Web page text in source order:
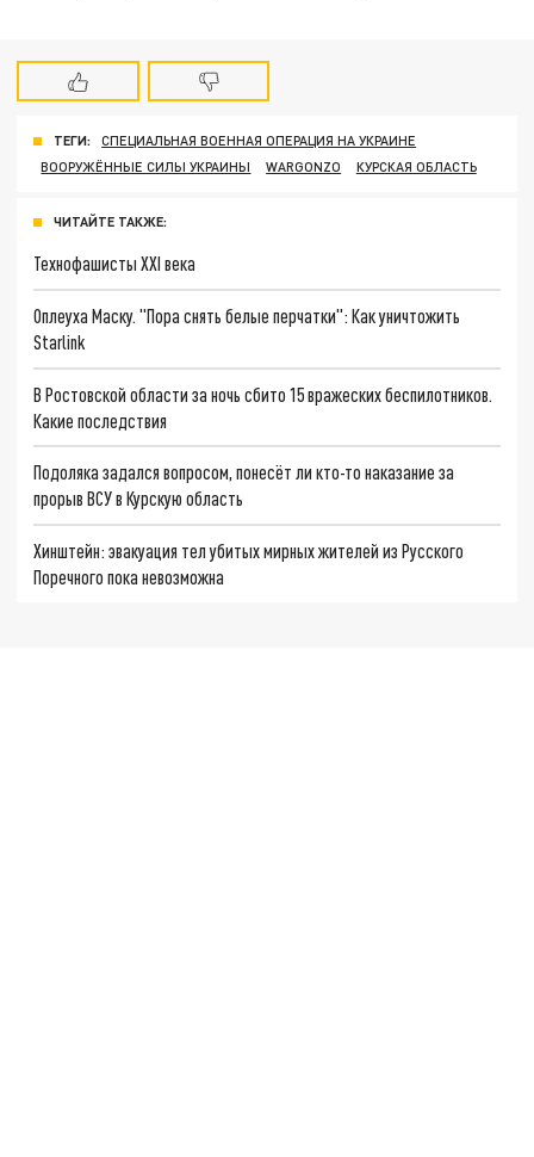
ТЕГИ:
СПЕЦИАЛЬНАЯ ВОЕННАЯ ОПЕРАЦИЯ НА УКРАИНЕ
ВООРУЖЁННЫЕ СИЛЫ УКРАИНЫ
WARGONZO КУРСКАЯ ОБЛАСТЬ
ЧИТАЙТЕ ТАКЖЕ:
Технофашисты XXI века
Оплеуха Маску. "Пора снять белые перчатки": Как уничтожить
Starlink
В Ростовской области за ночь сбито 15 вражеских беспилотников.
Какие последствия
Подоляка задался вопросом, понесёт ли кто-то наказание за
прорыв ВСУ в Курскую область
Хинштейн: эвакуация тел убитых мирных жителей из Русского
Поречного пока невозможна